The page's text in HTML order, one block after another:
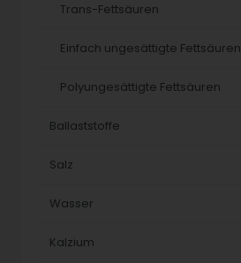
Trans-Fettsäuren
Einfach ungesättigte Fettsäuren
Polyungesättigte Fettsäuren
Ballaststoffe
Salz
Wasser
Kalzium